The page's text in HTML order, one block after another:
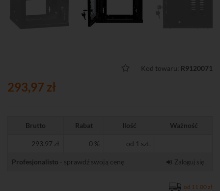
Kod towaru: R9120071
293,97 zł
Brutto Rabat Ilość Ważność
293,97 zł 0 % od 1 szt.
Profesjonalisto - sprawdź swoją cenę Zaloguj się
od 11,00 zł